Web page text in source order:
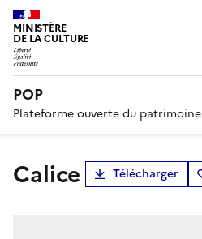
MINISTÈRE
DE LA CULTURE
POP
Plateforme ouverte du patrimoine
calice Télécharger